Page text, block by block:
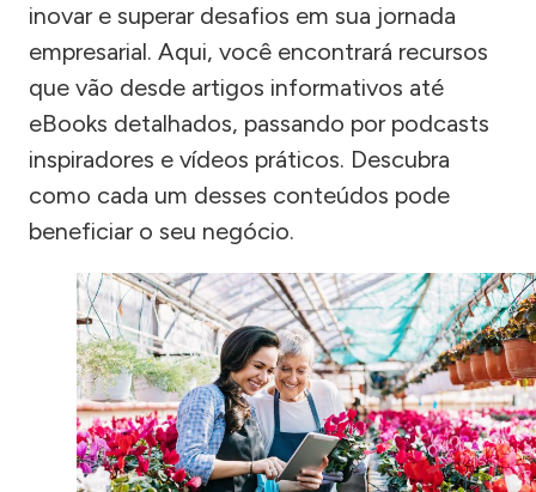
inovar e superar desafios em sua jornada
empresarial. Aqui, você encontrará recursos
que vão desde artigos informativos até
eBooks detalhados, passando por podcasts
inspiradores e vídeos práticos. Descubra
como cada um desses conteúdos pode
beneficiar o seu negócio.